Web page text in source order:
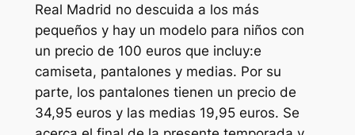
Real Madrid no descuida a los más
pequeños y hay un modelo para niños con
un precio de 100 euros que incluy:e
camiseta, pantalones y medias. Por su
parte, los pantalones tienen un precio de
34,95 euros y las medias 19,95 euros. Se